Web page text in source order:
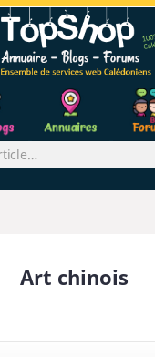
Art chinois